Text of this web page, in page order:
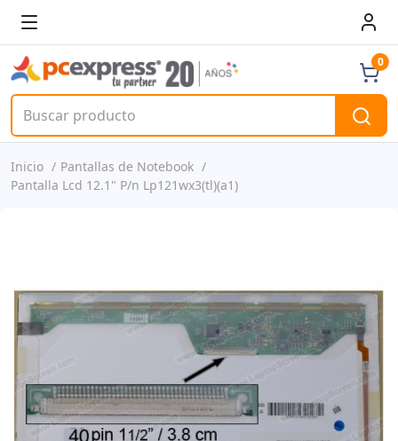
0
Inicio
Pantallas de Notebook
Pantalla Lcd 12.1" P/n Lp121wx3(tl)(a1)